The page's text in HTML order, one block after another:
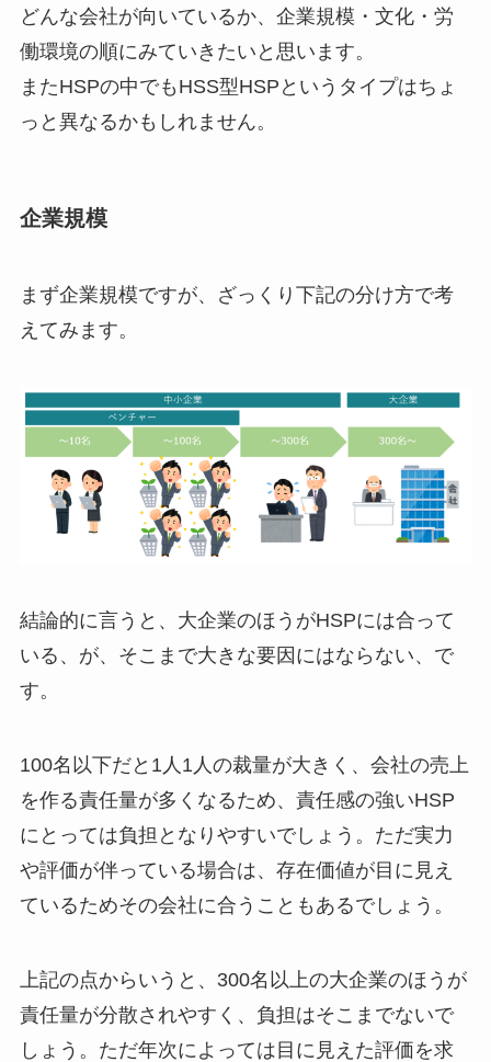
どんな会社が向いているか、企業規模・文化・労
働環境の順にみていきたいと思います。
またHSPの中でもHSS型HSPというタイプはちょ
っと異なるかもしれません。
企業規模
まず企業規模ですが、ざっくり下記の分け方で考
えてみます。
結論的に言うと、大企業のほうがHSPには合って
いる、が、そこまで大きな要因にはならない、で
す。
100名以下だと1人1人の裁量が大きく、会社の売上
を作る責任量が多くなるため、責任感の強いHSP
にとっては負担となりやすいでしょう。ただ実力
や評価が伴っている場合は、存在価値が目に見え
ているためその会社に合うこともあるでしょう。
上記の点からいうと、300名以上の大企業のほうが
責任量が分散されやすく、負担はそこまでないで
しょう。ただ年次によっては目に見えた評価を求